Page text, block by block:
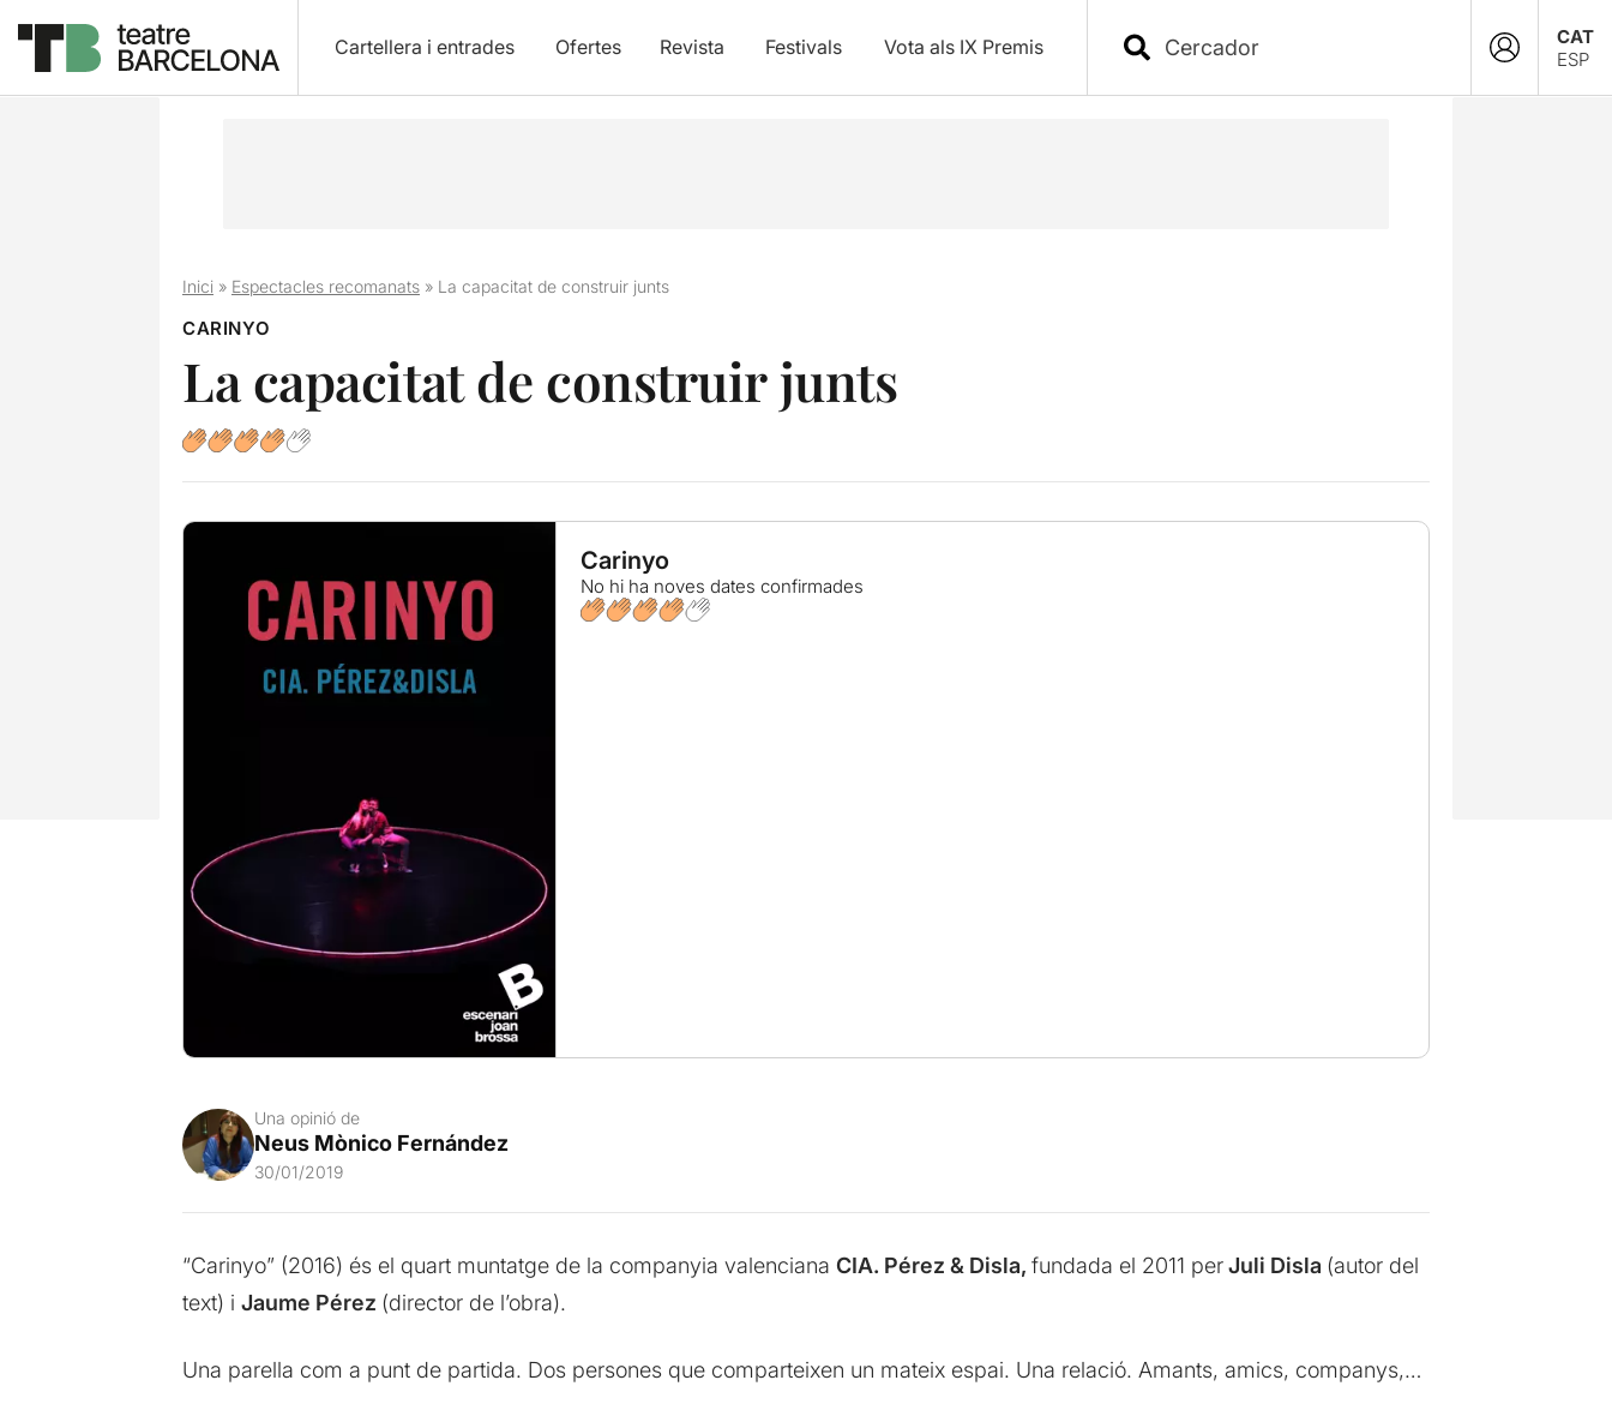
Cartellera i entrades Ofertes Revista Festivals Vota als IX Premis
CAT
ESP
Inici» Espectacles recomanats» La capacitat de construir junts
CARINYO
La capacitat de construir junts
Carinyo
No hi ha noves dates confirmades
Una opinió de
Neus Mònico Fernández
30/01/2019
“Carinyo” (2016) és el quart muntatge de la companyia valenciana CIA. Pérez & Disla, fundada el 2011 perJuli Disla (autor del
text) i Jaume Pérez (director de l’obra).
Una parella com a punt de partida. Dos persones que comparteixen un mateix espai. Una relació. Amants, amics, companys,…